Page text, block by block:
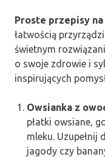
Proste przepisy
łatwością
świetnym
o swoje zdrowie i
inspirujących
Owsianka z
płatki owsiane,
mleku.
jagody czy